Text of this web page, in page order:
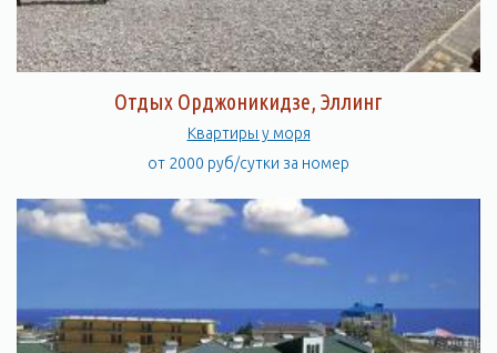
Отдых Орджоникидзе, Эллинг
Квартиры у моря
от 2000 руб/сутки за номер